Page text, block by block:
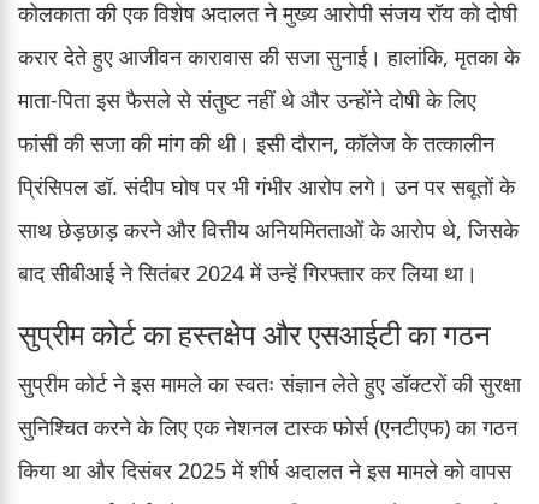
कोलकाता की एक विशेष अदालत ने मुख्य आरोपी संजय रॉय को दोषी
करार देते हुए आजीवन कारावास की सजा सुनाई। हालांकि, मृतका के
माता-पिता इस फैसले से संतुष्ट नहीं थे और उन्होंने दोषी के लिए
फांसी की सजा की मांग की थी। इसी दौरान, कॉलेज के तत्कालीन
प्रिंसिपल डॉ. संदीप घोष पर भी गंभीर आरोप लगे। उन पर सबूतों के
साथ छेड़छाड़ करने और वित्तीय अनियमितताओं के आरोप थे, जिसके
बाद सीबीआई ने सितंबर 2024 में उन्हें गिरफ्तार कर लिया था।
सुप्रीम कोर्ट का हस्तक्षेप और एसआईटी का गठन
सुप्रीम कोर्ट ने इस मामले का स्वतः संज्ञान लेते हुए डॉक्टरों की सुरक्षा
सुनिश्चित करने के लिए एक नेशनल टास्क फोर्स (एनटीएफ) का गठन
किया था और दिसंबर 2025 में शीर्ष अदालत ने इस मामले को वापस